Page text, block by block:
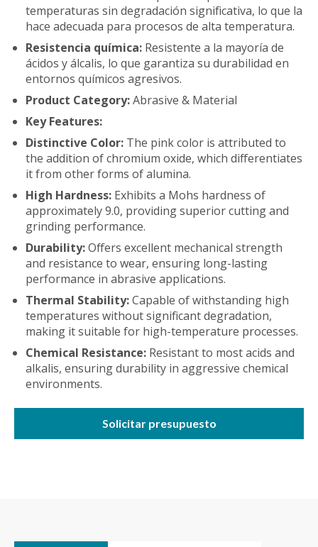
temperaturas sin degradación significativa, lo que la
hace adecuada para procesos de alta temperatura.
Resistencia química: Resistente a la mayoría de
ácidos y álcalis, lo que garantiza su durabilidad en
entornos químicos agresivos.
Product Category:Abrasive & Material
Key Features:
Distinctive Color: The pink color is attributed to
the addition of chromium oxide, which differentiates
it from other forms of alumina.
High Hardness: Exhibits a Mohs hardness of
approximately 9.0, providing superior cutting and
grinding performance.
Durability:Offers excellent mechanical strength
and resistance to wear, ensuring long-lasting
performance in abrasive applications.
Thermal Stability:Capable of withstanding high
temperatures without significant degradation,
making it suitable for high-temperature processes.
Chemical Resistance: Resistant to most acids and
alkalis, ensuring durability in aggressive chemical
environments.
Solicitar presupuesto